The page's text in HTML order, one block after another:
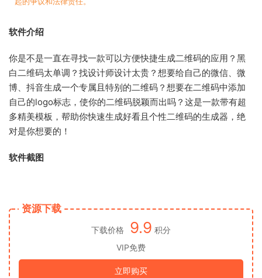
软件介绍
你是不是一直在寻找一款可以方便快捷生成二维码的应用？黑
白二维码太单调？找设计师设计太贵？想要给自己的微信、微
博、抖音生成一个专属且特别的二维码？想要在二维码中添加
自己的logo标志，使你的二维码脱颖而出吗？这是一款带有超
多精美模板，帮助你快速生成好看且个性二维码的生成器，绝
对是你想要的！
软件截图
资源下载
下载价格 9.9 积分
VIP免费
立即购买